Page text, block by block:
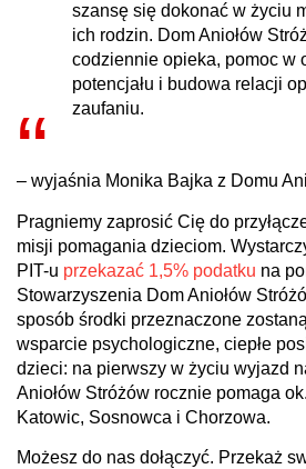
szansę się dokonać w życiu
ich rodzin. Dom Aniołów
codziennie opieka, pomoc w
potencjału i budowa relacji
zaufaniu.
– wyjaśnia Monika Bajka z Domu
Pragniemy zaprosić Cię do
misji pomagania dzieciom.
PIT-u przekazać 1,5% podatku na
Stowarzyszenia Dom Aniołów
sposób środki przeznaczone
wsparcie psychologiczne, ciepłe
dzieci: na pierwszy w życiu wyjazd
Aniołów Stróżów rocznie pomaga
Katowic, Sosnowca i Chorzowa.
Możesz do nas dołączyć. Przekaż